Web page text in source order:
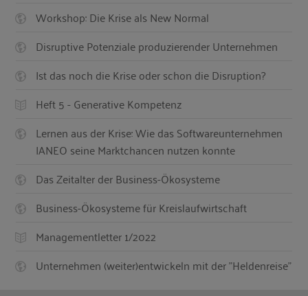
Workshop: Die Krise als New Normal
Disruptive Potenziale produzierender Unternehmen
Ist das noch die Krise oder schon die Disruption?
Heft 5 - Generative Kompetenz
Lernen aus der Krise: Wie das Softwareunternehmen
IANEO seine Marktchancen nutzen konnte
Das Zeitalter der Business-Ökosysteme
Business-Ökosysteme für Kreislaufwirtschaft
Managementletter 1/2022
Unternehmen (weiter)entwickeln mit der "Heldenreise"